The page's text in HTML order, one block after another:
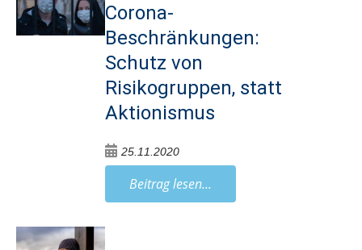
Corona-
Beschränkungen:
Schutz von
Risikogruppen, statt
Aktionismus
25.11.2020
Beitrag lesen...